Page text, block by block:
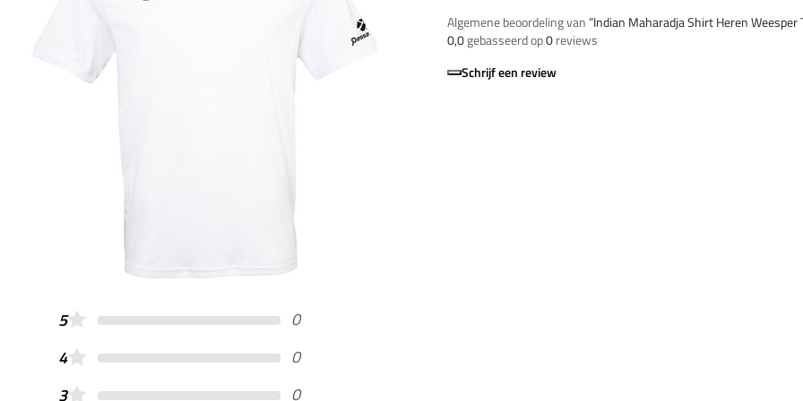
Algemene beoordeling van”Indian Maharadja Shirt Heren Weesper
0,0gebasseerd op0reviews
Schrijf een review
5
0
4
0
3
0